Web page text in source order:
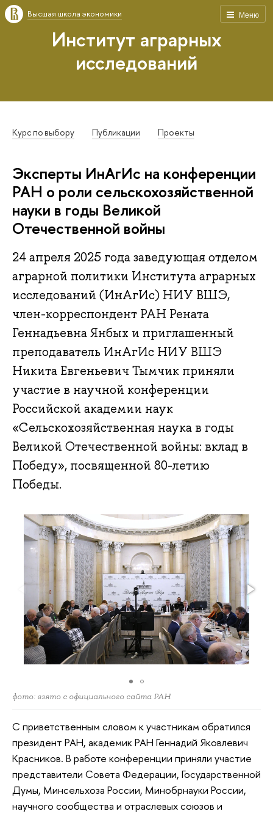
Меню
Высшая школа экономики
Институт аграрных
исследований
Курс по выбору Публикации Проекты
Эксперты ИнАгИс на конференции
РАН о роли сельскохозяйственной
науки в годы Великой
Отечественной войны
24 апреля 2025 года заведующая отделом
аграрной политики Института аграрных
исследований (ИнАгИс) НИУ ВШЭ,
член-корреспондент РАН Рената
Геннадьевна Янбых и приглашенный
преподаватель ИнАгИс НИУ ВШЭ
Никита Евгеньевич Тымчик приняли
участие в научной конференции
Российской академии наук
«Сельскохозяйственная наука в годы
Великой Отечественной войны: вклад в
Победу», посвященной 80-летию
Победы.
фото: взято с официального сайта РАН
С приветственным словом к участникам обратился
президент РАН, академик РАН Геннадий Яковлевич
Красников. В работе конференции приняли участие
представители Совета Федерации, Государственной
Думы, Минсельхоза России, Минобрнауки России,
научного сообщества и отраслевых союзов и